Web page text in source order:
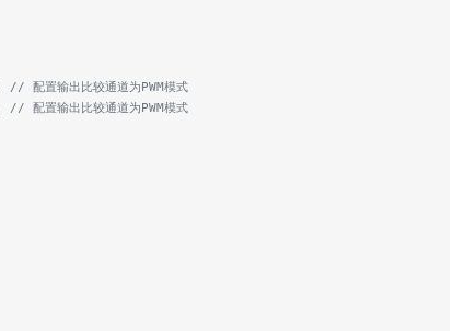
// 配置输出比较通道为PWM模式
// 配置输出比较通道为PWM模式